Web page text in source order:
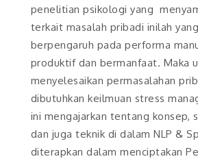
penelitian psikologi yang
terkait masalah pribadi inilah
berpengaruh pada performa
produktif dan bermanfaat. Maka
menyelesaikan permasalahan
dibutuhkan keilmuan stress
ini mengajarkan tentang konsep,
dan juga teknik di dalam NLP &
diterapkan dalam menciptakan